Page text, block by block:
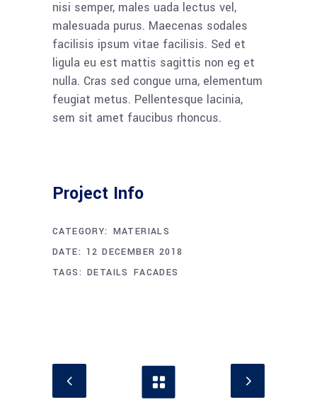
nisi semper, males uada lectus vel,
malesuada purus. Maecenas sodales
facilisis ipsum vitae facilisis. Sed et
ligula eu est mattis sagittis non eg et
nulla. Cras sed congue urna, elementum
feugiat metus. Pellentesque lacinia,
sem sit amet faucibus rhoncus.
Project Info
CATEGORY: MATERIALS
DATE: 12 DECEMBER 2018
TAGS: DETAILS FACADES